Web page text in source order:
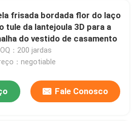
frisada bordada flor do laço
tule da lantejoula 3D para a
do vestido de casamento
：200 jardas
：negotiable
Fale Conosco